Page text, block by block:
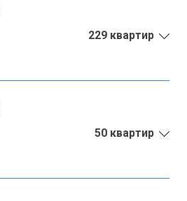
229 квартир
50 квартир